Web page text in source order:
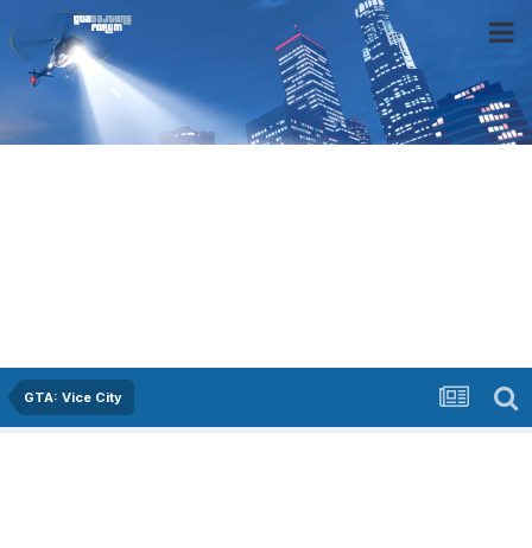
GTA: Vice City